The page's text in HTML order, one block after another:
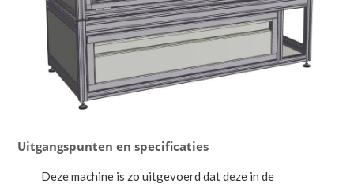
Uitgangspunten en specificaties
Deze machine is zo uitgevoerd dat deze in de